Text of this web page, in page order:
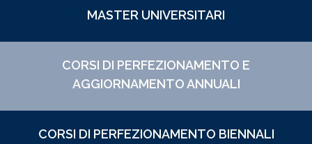
MASTER UNIVERSITARI
CORSI DI PERFEZIONAMENTO E
AGGIORNAMENTO ANNUALI
CORSI DI PERFEZIONAMENTO BIENNALI